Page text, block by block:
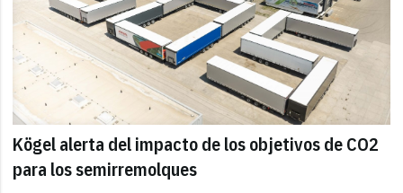
Kögel alerta del impacto de los objetivos de CO2
para los semirremolques